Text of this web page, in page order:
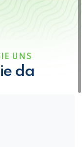
UNS
da